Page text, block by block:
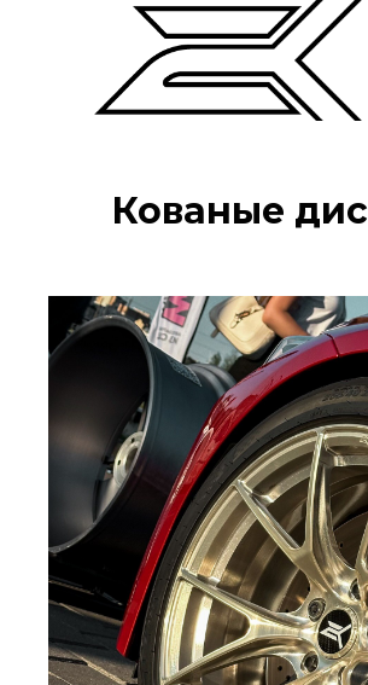
Кованые